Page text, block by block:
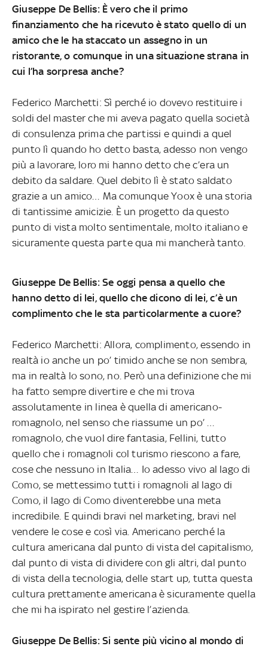
Giuseppe De Bellis: È vero che il primo
finanziamento che ha ricevuto è stato quello di un
amico che le ha staccato un assegno in un
ristorante, o comunque in una situazione strana in
cui l’ha sorpresa anche?
Federico Marchetti: Sì perché io dovevo restituire i
soldi del master che mi aveva pagato quella società
di consulenza prima che partissi e quindi a quel
punto lì quando ho detto basta, adesso non vengo
più a lavorare, loro mi hanno detto che c’era un
debito da saldare. Quel debito lì è stato saldato
grazie a un amico… Ma comunque Yoox è una storia
di tantissime amicizie. È un progetto da questo
punto di vista molto sentimentale, molto italiano e
sicuramente questa parte qua mi mancherà tanto.
Giuseppe De Bellis: Se oggi pensa a quello che
hanno detto di lei, quello che dicono di lei, c’è un
complimento che le sta particolarmente a cuore?
Federico Marchetti: Allora, complimento, essendo in
realtà io anche un po’ timido anche se non sembra,
ma in realtà lo sono, no. Però una definizione che mi
ha fatto sempre divertire e che mi trova
assolutamente in linea è quella di americano-
romagnolo, nel senso che riassume un po’ …
romagnolo, che vuol dire fantasia, Fellini, tutto
quello che i romagnoli col turismo riescono a fare,
cose che nessuno in Italia… Io adesso vivo al lago di
Como, se mettessimo tutti i romagnoli al lago di
Como, il lago di Como diventerebbe una meta
incredibile. E quindi bravi nel marketing, bravi nel
vendere le cose e così via. Americano perché la
cultura americana dal punto di vista del capitalismo,
dal punto di vista di dividere con gli altri, dal punto
di vista della tecnologia, delle start up, tutta questa
cultura prettamente americana è sicuramente quella
che mi ha ispirato nel gestire l’azienda.
Giuseppe De Bellis: Si sente più vicino al mondo di